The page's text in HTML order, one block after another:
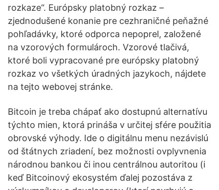
rozkaze“. Európsky platobný rozkaz –
zjednodušené konanie pre cezhraničné peňažné
pohľadávky, ktoré odporca nepoprel, založené
na vzorových formulároch. Vzorové tlačivá,
ktoré boli vypracované pre európsky platobný
rozkaz vo všetkých úradných jazykoch, nájdete
na tejto webovej stránke.
Bitcoin je treba chápať ako dostupnú alternatívu
týchto mien, ktorá prináša v určitej sfére použitia
obrovské výhody. Ide o digitálnu menu nezávislú
od štátnych zriadení, bez možnosti ovplyvnenia
národnou bankou či inou centrálnou autoritou (i
keď Bitcoinový ekosystém ďalej pozostáva z